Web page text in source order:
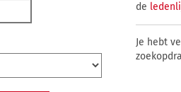
de
Je hebt